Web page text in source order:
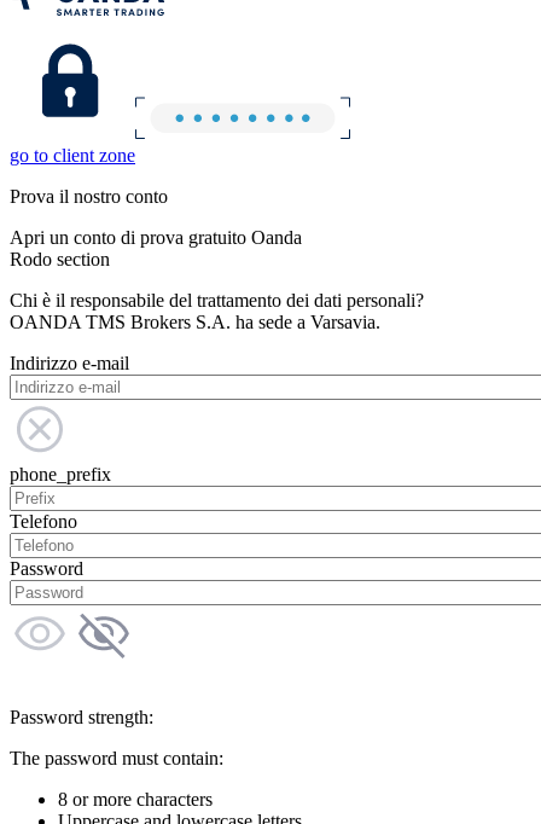
go to client zone
Prova il nostro conto
Apri un conto di prova gratuito Oanda
Rodo section
Chi è il responsabile del trattamento dei dati personali?
OANDA TMS Brokers S.A. ha sede a Varsavia.
Indirizzo e-mail
phone_prefix
Telefono
Password
Password strength:
The password must contain:
8 or more characters